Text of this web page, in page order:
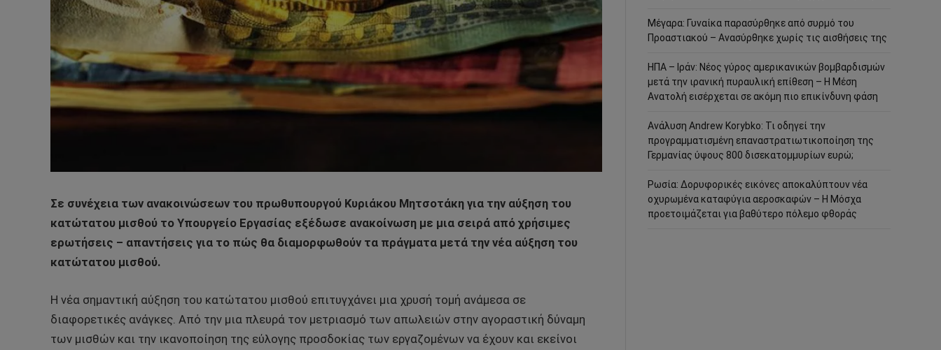
Σε συνέχεια των ανακοινώσεων του πρωθυπουργού Κυριάκου Μητσοτάκη για την αύξηση του
κατώτατου μισθού το Υπουργείο Εργασίας εξέδωσε ανακοίνωση με μια σειρά από χρήσιμες
ερωτήσεις – απαντήσεις για το πώς θα διαμορφωθούν τα πράγματα μετά την νέα αύξηση του
κατώτατου μισθού.
Η νέα σημαντική αύξηση του κατώτατου μισθού επιτυγχάνει μια χρυσή τομή ανάμεσα σε
διαφορετικές ανάγκες. Από την μια πλευρά τον μετριασμό των απωλειών στην αγοραστική δύναμη
των μισθών και την ικανοποίηση της εύλογης προσδοκίας των εργαζομένων να έχουν και εκείνοι
Μέγαρα: Γυναίκα παρασύρθηκε από συρμό του
Προαστιακού – Ανασύρθηκε χωρίς τις αισθήσεις της
ΗΠΑ – Ιράν: Νέος γύρος αμερικανικών βομβαρδισμών
μετά την ιρανική πυραυλική επίθεση – Η Μέση
Ανατολή εισέρχεται σε ακόμη πιο επικίνδυνη φάση
Ανάλυση Andrew Korybko: Τι οδηγεί την
προγραμματισμένη επαναστρατιωτικοποίηση της
Γερμανίας ύψους 800 δισεκατομμυρίων ευρώ;
Ρωσία: Δορυφορικές εικόνες αποκαλύπτουν νέα
οχυρωμένα καταφύγια αεροσκαφών – Η Μόσχα
προετοιμάζεται για βαθύτερο πόλεμο φθοράς